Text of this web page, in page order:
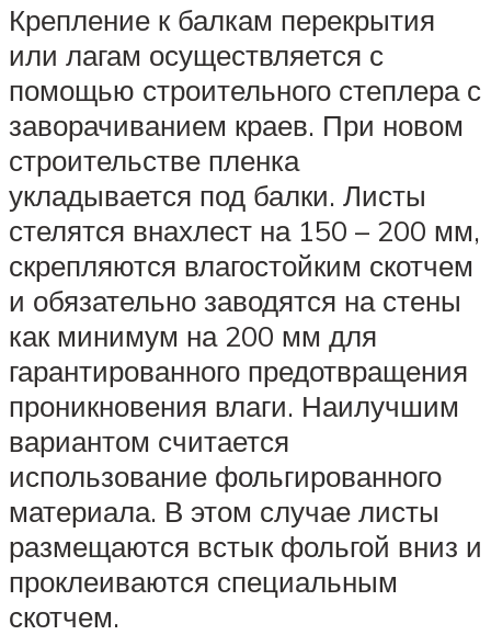
Крепление к балкам перекрытия
или лагам осуществляется с
помощью строительного степлера с
заворачиванием краев. При новом
строительстве пленка
укладывается под балки. Листы
стелятся внахлест на 150 – 200 мм,
скрепляются влагостойким скотчем
и обязательно заводятся на стены
как минимум на 200 мм для
гарантированного предотвращения
проникновения влаги. Наилучшим
вариантом считается
использование фольгированного
материала. В этом случае листы
размещаются встык фольгой вниз и
проклеиваются специальным
скотчем.